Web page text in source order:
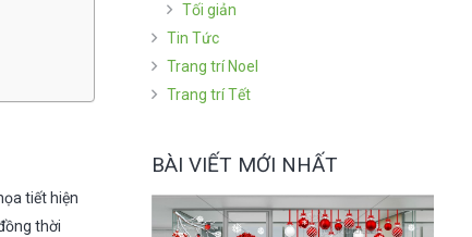
tiết hiện
thời
Tối giản
Tin Tức
Trang trí Noel
Trang trí Tết
BÀI VIẾT MỚI NHẤT